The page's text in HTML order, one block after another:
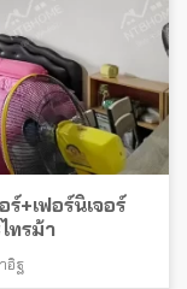
+เฟอร์นิเจอร์
ทรม้า
อิฐ